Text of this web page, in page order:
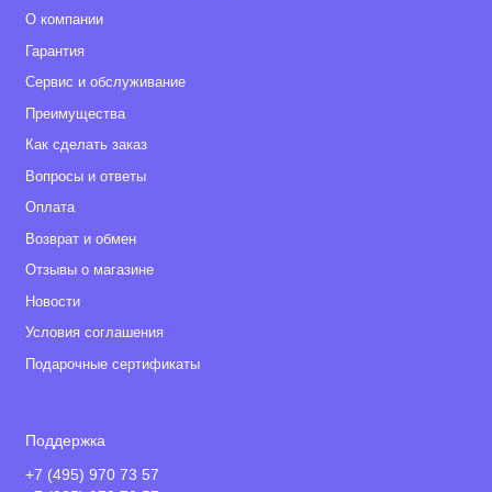
О компании
Гарантия
Сервис и обслуживание
Преимущества
Как сделать заказ
Вопросы и ответы
Оплата
Возврат и обмен
Отзывы о магазине
Новости
Условия соглашения
Подарочные сертификаты
Поддержка
+7 (495) 970 73 57